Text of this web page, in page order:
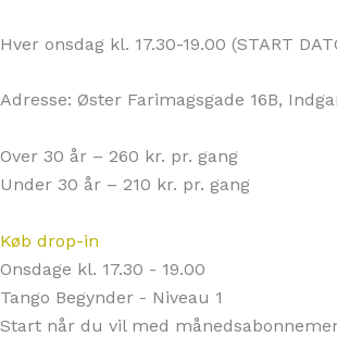
Hver onsdag kl. 17.30-19.00 (START
Adresse: Øster Farimagsgade 16B,
Over 30 år – 260 kr. pr. gang
Under 30 år – 210 kr. pr. gang
Køb drop-in
Onsdage kl. 17.30 - 19.00
Tango Begynder - Niveau 1
Start når du vil med